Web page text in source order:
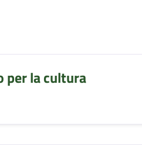
per la cultura